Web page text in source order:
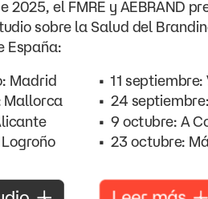
2025, el FMRE y AEBRAND
sobre la Salud del
España:
Madrid
Mallorca
Logroño
• 11 septiembre:
• 24 septiembre:
• 9 octubre: A
• 23 octubre: